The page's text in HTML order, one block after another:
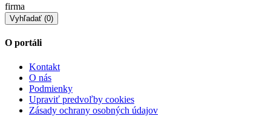
firma
O portáli
Kontakt
O nás
Podmienky
Upraviť predvoľby cookies
Zásady ochrany osobných údajov